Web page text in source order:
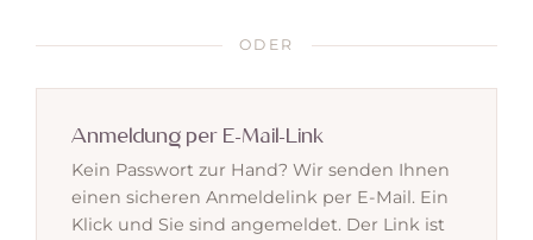
ODER
Anmeldung per E-Mail-Link
Kein Passwort zur Hand? Wir senden Ihnen
einen sicheren Anmeldelink per E-Mail. Ein
Klick und Sie sind angemeldet. Der Link ist